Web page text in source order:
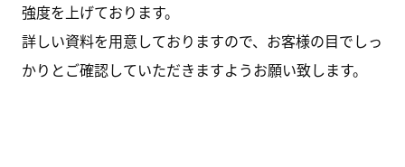
強度を上げております。
詳しい資料を用意しておりますので、お客様の目でしっ
かりとご確認していただきますようお願い致します。